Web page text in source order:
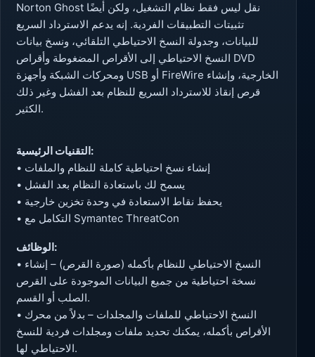
Norton Ghost نقل ليس فقط نظام التشغيل، ولكن أيضًا
تثبيتات التطبيقات الفردية. إنه يدعم الاسترداد السريع
للبيانات، وجدولة النسخ الاحتياطي التلقائي، ونسخ بيانات
النسخ الاحتياطي إلى الأقراص المضغوطة وأقراص DVD
ومحركات الشبكة وأجهزة USB أو FireWire الخارجية، وإنشاء
قرص إنقاذ للاسترداد السريع للنظام بعد الفشل وغير ذلك
الكثير.
التقنيات الرئيسية:
• إنشاء نسخ احتياطية كاملة للنظام والملفات
• يسمح لك باستعادة النظام بعد الفشل
• يحفظ نقاط الاستعادة في وحدة تخزين خارجية
• التكامل مع Symantec ThreatCon
الوظائف:
• النسخ الاحتياطي للنظام بأكمله (صورة القرص) – إنشاء
نسخة احتياطية من جميع البيانات الموجودة على القرص
الصلب أو القسم.
• النسخ الاحتياطي للملفات والمجلدات – بدلاً من محرك
الأقراص بأكمله، يمكنك تحديد ملفات ومجلدات فردية للنسخ
الاحتياطي لها.